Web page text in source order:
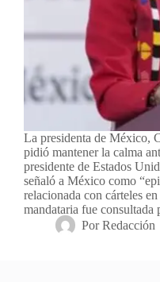
La presidenta de México,
pidió mantener la calma
presidente de Estados
señaló a México como
relacionada con cárteles
mandataria fue
Por Redacción